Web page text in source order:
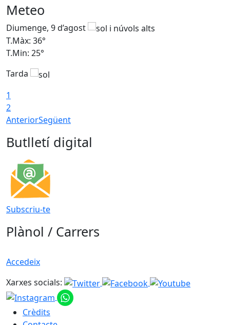
Meteo
Diumenge, 9 d’agost
T.Màx: 36°
T.Min: 25°
Tarda
1
2
AnteriorSegüent
Butlletí digital
Subscriu-te
Plànol / Carrers
Accedeix
Xarxes socials:
Crèdits